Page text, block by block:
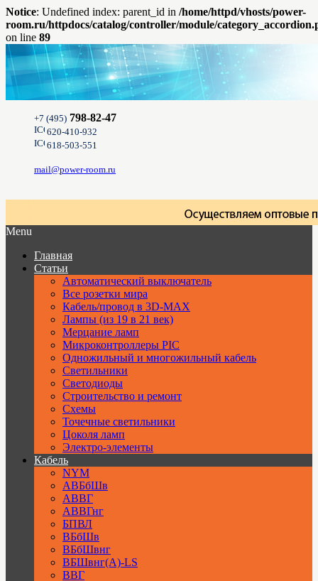
Notice: Undefined index: parent_id in /home/httpd/vhosts/power-
room.ru/httpdocs/catalog/controller/module/
on line 89
+7 (495) 798-82-47
620-410-932
618-503-551
mail@power-room.ru
Menu
Главная
Статьи
Автоматический выключатель
Все розетки мира
Кабель/провод в 3D-MAX
Лампы (из 19 в 21 век)
Мерцание ламп
Микроконтроллеры PIC
Одножильный и многожильный кабель
Светильники
Светодиоды
Строительство и ремонт
Схемы
Точечные светильники
Цоколя ламп
Электро-элементы
Кабель
NYM
АВБбШв
АВВГ
АВВГнг
БПВЛ
ВБбШв
ВБбШвнг
ВБШвнг(А)-LS
ВВГ